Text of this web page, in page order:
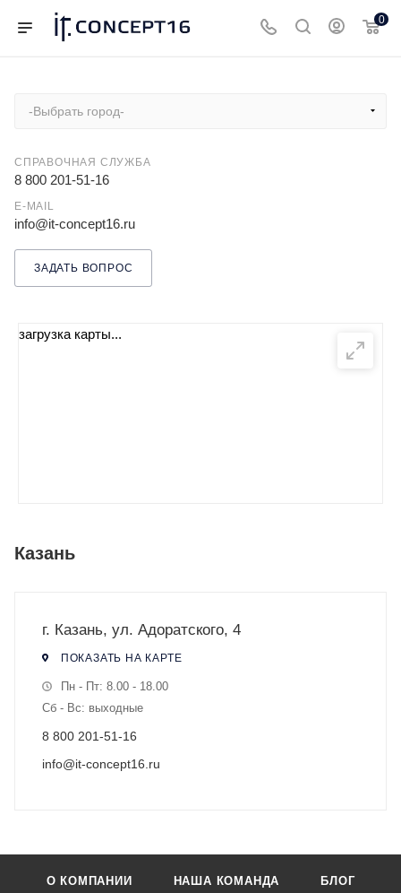
0
-Выбрать город-
СПРАВОЧНАЯ СЛУЖБА
8 800 201-51-16
E-MAIL
info@it-concept16.ru
ЗАДАТЬ ВОПРОС
загрузка карты...
Казань
г. Казань, ул. Адоратского, 4
ПОКАЗАТЬ НА КАРТЕ
Пн - Пт: 8.00 - 18.00
Сб - Вс: выходные
8 800 201-51-16
info@it-concept16.ru
О КОМПАНИИ НАША КОМАНДА БЛОГ